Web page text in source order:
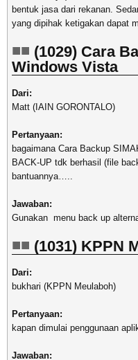
bentuk jasa dari rekanan.
yang dipihak ketigakan dapat
(1029) Cara
Windows Vista
Dari:
Matt (IAIN GORONTALO)
Pertanyaan:
bagaimana Cara Backup
BACK-UP tdk berhasil (file
bantuannya…..
Jawaban:
Gunakan menu back up
(1031) KPPN
Dari:
bukhari (KPPN Meulaboh)
Pertanyaan:
kapan dimulai penggunaan
Jawaban: